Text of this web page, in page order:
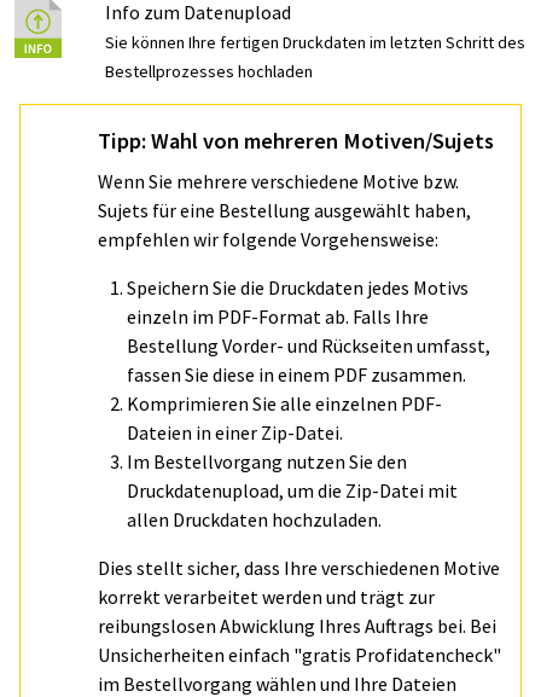
Info zum Datenupload
Sie können Ihre fertigen Druckdaten im letzten Schritt des
Bestellprozesses hochladen
Tipp: Wahl von mehreren Motiven/Sujets
Wenn Sie mehrere verschiedene Motive bzw.
Sujets für eine Bestellung ausgewählt haben,
empfehlen wir folgende Vorgehensweise:
Speichern Sie die Druckdaten jedes Motivs
einzeln im PDF-Format ab. Falls Ihre
Bestellung Vorder- und Rückseiten umfasst,
fassen Sie diese in einem PDF zusammen.
Komprimieren Sie alle einzelnen PDF-
Dateien in einer Zip-Datei.
Im Bestellvorgang nutzen Sie den
Druckdatenupload, um die Zip-Datei mit
allen Druckdaten hochzuladen.
Dies stellt sicher, dass Ihre verschiedenen Motive
korrekt verarbeitet werden und trägt zur
reibungslosen Abwicklung Ihres Auftrags bei. Bei
Unsicherheiten einfach "gratis Profidatencheck"
im Bestellvorgang wählen und Ihre Dateien